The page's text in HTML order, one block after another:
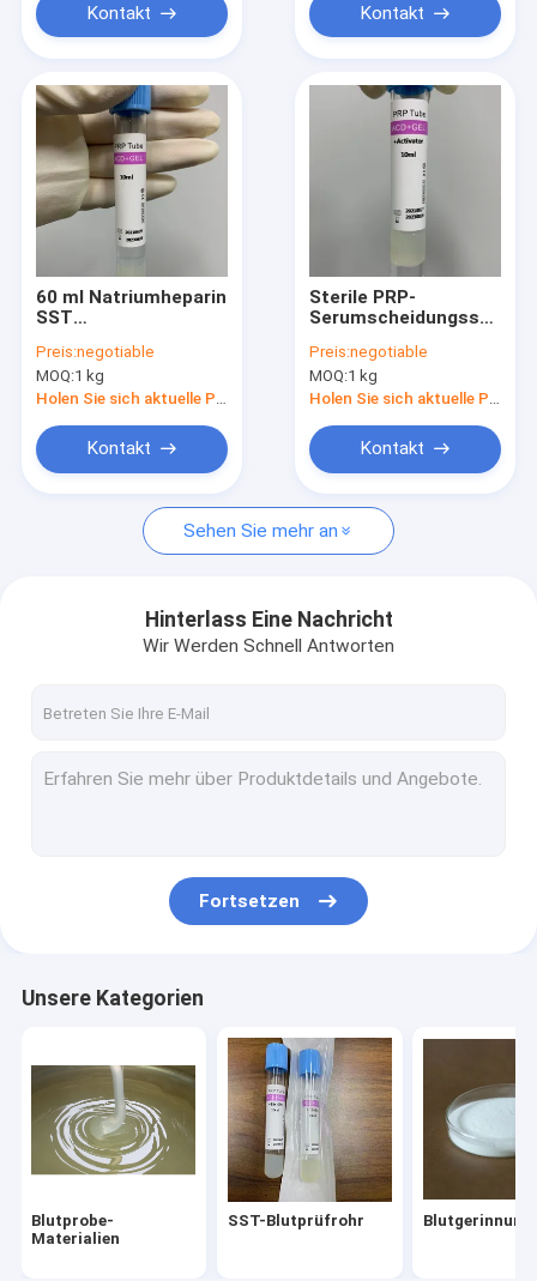
Produkte
Über uns
Fabrik Tour
Qualitätskontrolle
Referenzen
Blutprobe-Materialien
SST-Blutprüfrohr
Serum-Trennungs-Gel
Verbrauchsmaterialien für die medizinische Versorgung
Kontakt Kontakt
60 ml Natriumheparin
SST
PRP Vacutainer
Preis:negotiable
MOQ:1 kg
Holen Sie sich aktuelle Preis
Kontakt
Sterile PRP-
Nicht toxisch
Preis:negotiable
MOQ:1 kg
Holen Sie sich aktuelle Preis
Kontakt
Sehen Sie mehr an
Hinterlass Eine Nachricht
Wir Werden Schnell Antworten
Fortsetzen
Unsere Kategorien
Blutprobe-
Materialien
SST-Blutprüfrohr